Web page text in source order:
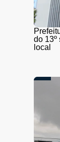
do
local